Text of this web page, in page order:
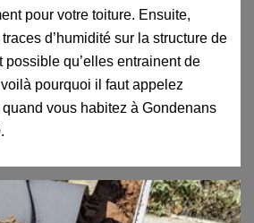
pour votre toiture. Ensuite,
d’humidité sur la structure de
possible qu’elles entrainent de
pourquoi il faut appelez
vous habitez à Gondenans